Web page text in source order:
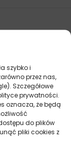
szybko i
przez nas,
Szczegółowe
prywatności.
oznacza, że będą
do plików
pliki cookies z